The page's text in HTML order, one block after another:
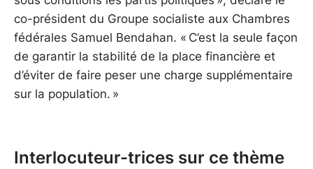
co-président du Groupe socialiste aux Chambres
fédérales Samuel Bendahan. « C’est la seule façon
de garantir la stabilité de la place financière et
d’éviter de faire peser une charge supplémentaire
sur la population. »
Interlocuteur-trices sur ce thème